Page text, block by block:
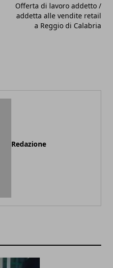
Offerta di lavoro addetto /
addetta alle vendite retail
a Reggio di Calabria
Redazione